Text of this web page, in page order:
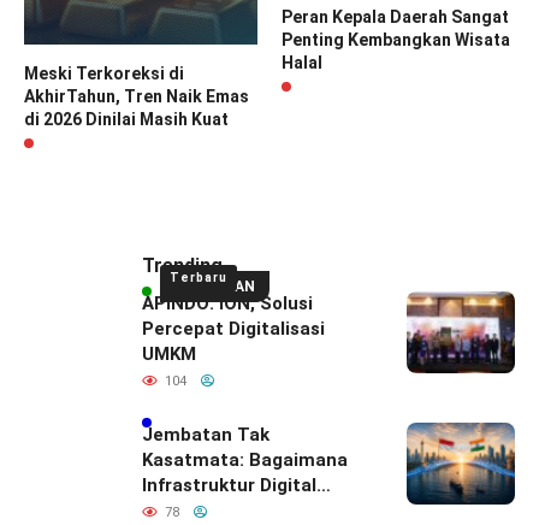
Meski Terkoreksi di
AkhirTahun, Tren Naik Emas
di 2026 Dinilai Masih Kuat
Peran Kepala Daerah Sangat
Penting Kembangkan Wisata
Halal
UNGGULAN
Terbaru
Trending
APINDO: ION, Solusi
Percepat Digitalisasi
UMKM
104
Jembatan Tak
Kasatmata: Bagaimana
Infrastruktur Digital
Diam-Diam
78